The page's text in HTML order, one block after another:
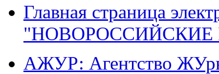
Главная страница
"НОВОРОССИЙСКИЕ
АЖУР: Агентство